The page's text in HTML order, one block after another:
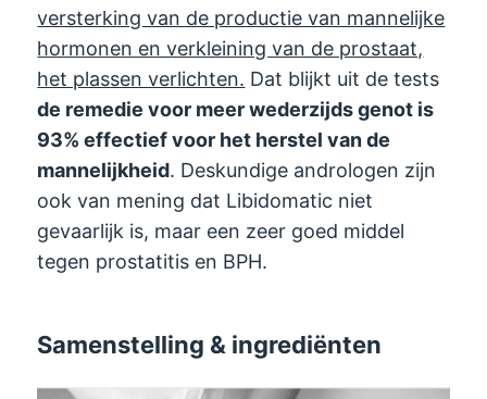
versterking van de productie van mannelijke
hormonen en verkleining van de prostaat,
het plassen verlichten. Dat blijkt uit de tests
de remedie voor meer wederzijds genot is
93% effectief voor het herstel van de
mannelijkheid. Deskundige andrologen zijn
ook van mening dat Libidomatic niet
gevaarlijk is, maar een zeer goed middel
tegen prostatitis en BPH.
Samenstelling & ingrediënten